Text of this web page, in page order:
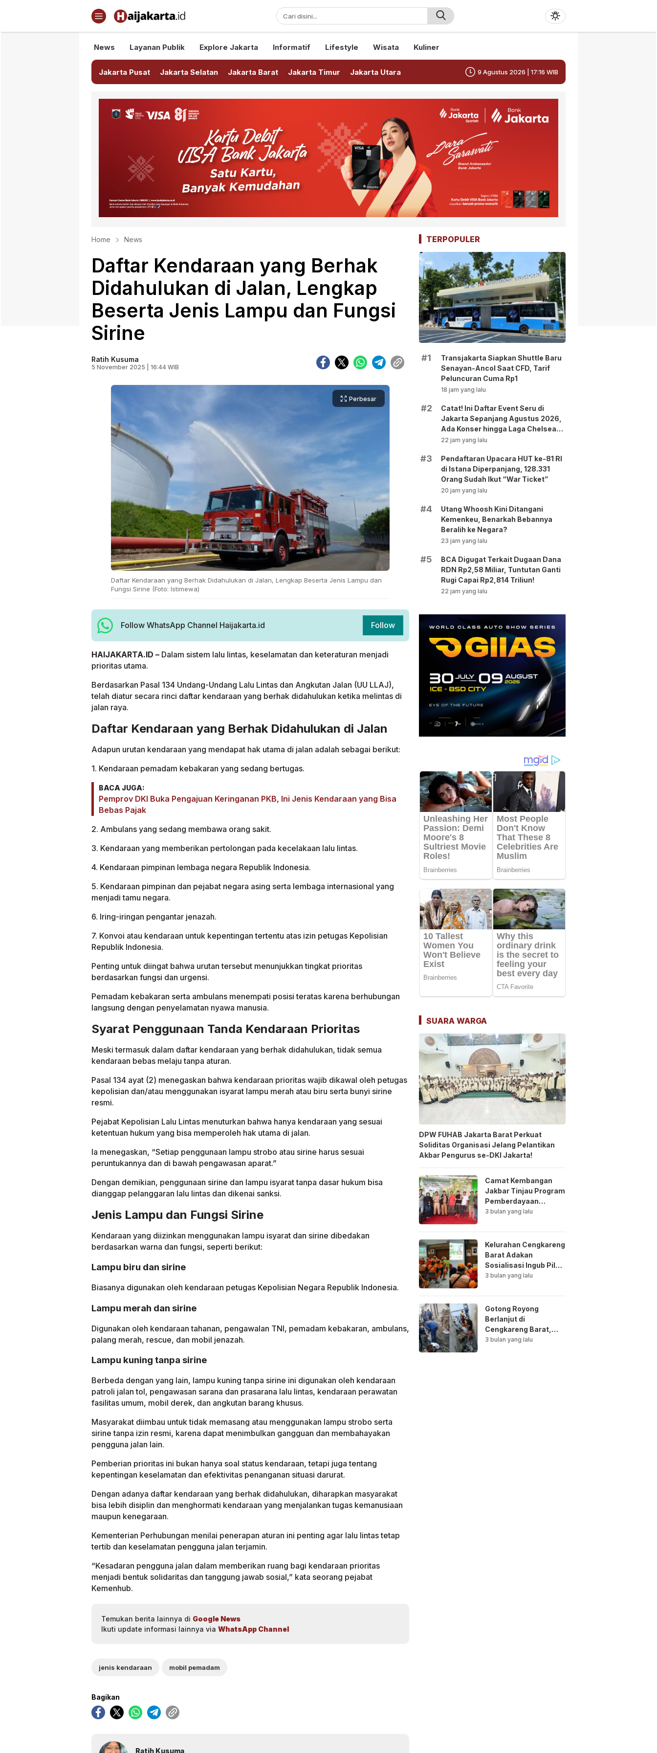
Haijakarta.id
Semua Tentang Jakarta Ada Disini!
News Layanan Publik Explore Jakarta Informatif Lifestyle Wisata Kuliner
Jakarta Pusat Jakarta Selatan Jakarta Barat Jakarta Timur Jakarta Utara 9 Agustus 2026 | 17:16 WIB
Home News
Daftar Kendaraan yang Berhak
Didahulukan di Jalan, Lengkap
Beserta Jenis Lampu dan Fungsi
Sirine
Ratih Kusuma
5 November 2025 | 16:44 WIB
Perbesar
Daftar Kendaraan yang Berhak Didahulukan di Jalan, Lengkap Beserta Jenis Lampu dan
Fungsi Sirine (Foto: Istimewa)
Follow WhatsApp Channel Haijakarta.id Follow
HAIJAKARTA.ID – Dalam sistem lalu lintas, keselamatan dan keteraturan menjadi
prioritas utama.
Berdasarkan Pasal 134 Undang-Undang Lalu Lintas dan Angkutan Jalan (UU LLAJ),
telah diatur secara rinci daftar kendaraan yang berhak didahulukan ketika melintas di
jalan raya.
Daftar Kendaraan yang Berhak Didahulukan di Jalan
Adapun urutan kendaraan yang mendapat hak utama di jalan adalah sebagai berikut:
1. Kendaraan pemadam kebakaran yang sedang bertugas.
BACA JUGA:
Pemprov DKI Buka Pengajuan Keringanan PKB, Ini Jenis Kendaraan yang Bisa
Bebas Pajak
2. Ambulans yang sedang membawa orang sakit.
3. Kendaraan yang memberikan pertolongan pada kecelakaan lalu lintas.
4. Kendaraan pimpinan lembaga negara Republik Indonesia.
5. Kendaraan pimpinan dan pejabat negara asing serta lembaga internasional yang
menjadi tamu negara.
6. Iring-iringan pengantar jenazah.
7. Konvoi atau kendaraan untuk kepentingan tertentu atas izin petugas Kepolisian
Republik Indonesia.
Penting untuk diingat bahwa urutan tersebut menunjukkan tingkat prioritas
berdasarkan fungsi dan urgensi.
Pemadam kebakaran serta ambulans menempati posisi teratas karena berhubungan
langsung dengan penyelamatan nyawa manusia.
Syarat Penggunaan Tanda Kendaraan Prioritas
Meski termasuk dalam daftar kendaraan yang berhak didahulukan, tidak semua
kendaraan bebas melaju tanpa aturan.
Pasal 134 ayat (2) menegaskan bahwa kendaraan prioritas wajib dikawal oleh petugas
kepolisian dan/atau menggunakan isyarat lampu merah atau biru serta bunyi sirine
resmi.
Pejabat Kepolisian Lalu Lintas menuturkan bahwa hanya kendaraan yang sesuai
ketentuan hukum yang bisa memperoleh hak utama di jalan.
Ia menegaskan, “Setiap penggunaan lampu strobo atau sirine harus sesuai
peruntukannya dan di bawah pengawasan aparat.”
Dengan demikian, penggunaan sirine dan lampu isyarat tanpa dasar hukum bisa
dianggap pelanggaran lalu lintas dan dikenai sanksi.
Jenis Lampu dan Fungsi Sirine
Kendaraan yang diizinkan menggunakan lampu isyarat dan sirine dibedakan
berdasarkan warna dan fungsi, seperti berikut:
Lampu biru dan sirine
Biasanya digunakan oleh kendaraan petugas Kepolisian Negara Republik Indonesia.
Lampu merah dan sirine
Digunakan oleh kendaraan tahanan, pengawalan TNI, pemadam kebakaran, ambulans,
palang merah, rescue, dan mobil jenazah.
Lampu kuning tanpa sirine
Berbeda dengan yang lain, lampu kuning tanpa sirine ini digunakan oleh kendaraan
patroli jalan tol, pengawasan sarana dan prasarana lalu lintas, kendaraan perawatan
fasilitas umum, mobil derek, dan angkutan barang khusus.
Masyarakat diimbau untuk tidak memasang atau menggunakan lampu strobo serta
sirine tanpa izin resmi, karena dapat menimbulkan gangguan dan membahayakan
pengguna jalan lain.
Pemberian prioritas ini bukan hanya soal status kendaraan, tetapi juga tentang
kepentingan keselamatan dan efektivitas penanganan situasi darurat.
Dengan adanya daftar kendaraan yang berhak didahulukan, diharapkan masyarakat
bisa lebih disiplin dan menghormati kendaraan yang menjalankan tugas kemanusiaan
maupun kenegaraan.
Kementerian Perhubungan menilai penerapan aturan ini penting agar lalu lintas tetap
tertib dan keselamatan pengguna jalan terjamin.
“Kesadaran pengguna jalan dalam memberikan ruang bagi kendaraan prioritas
menjadi bentuk solidaritas dan tanggung jawab sosial,” kata seorang pejabat
Kemenhub.
Temukan berita lainnya di Google News
Ikuti update informasi lainnya via WhatsApp Channel
jenis kendaraan mobil pemadam
Bagikan
Ratih Kusuma
TERPOPULER
#1
Transjakarta Siapkan Shuttle Baru
Senayan-Ancol Saat CFD, Tarif
Peluncuran Cuma Rp1
18 jam yang lalu
#2
Catat! Ini Daftar Event Seru di
Jakarta Sepanjang Agustus 2026,
Ada Konser hingga Laga Chelsea
vs AC Milan
22 jam yang lalu
#3
Pendaftaran Upacara HUT ke-81 RI
di Istana Diperpanjang, 128.331
Orang Sudah Ikut “War Ticket”
20 jam yang lalu
#4
Utang Whoosh Kini Ditangani
Kemenkeu, Benarkah Bebannya
Beralih ke Negara?
23 jam yang lalu
#5
BCA Digugat Terkait Dugaan Dana
RDN Rp2,58 Miliar, Tuntutan Ganti
Rugi Capai Rp2,814 Triliun!
22 jam yang lalu
SUARA WARGA
DPW FUHAB Jakarta Barat Perkuat
Soliditas Organisasi Jelang Pelantikan
Akbar Pengurus se-DKI Jakarta!
Camat Kembangan
Jakbar Tinjau Program
Pemberdayaan
Lingkungan di Bale
3 bulan yang lalu
Kelurahan Cengkareng
Barat Adakan
Sosialisasi Ingub Pilah
Sampah Kepada PPSU
3 bulan yang lalu
Gotong Royong
Berlanjut di
Cengkareng Barat,
Saluran Air
3 bulan yang lalu